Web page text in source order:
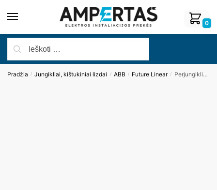
0
Pradžia / Jungikliai, kištukiniai lizdai / ABB / Future Linear / Perjungiklio mechanizmas 2 klavišų ABB Future Linear